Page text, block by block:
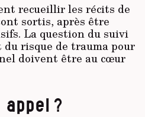
recueillir les récits de
sortis, après être
La question du suivi
du risque de trauma pour
doivent être au cœur
?